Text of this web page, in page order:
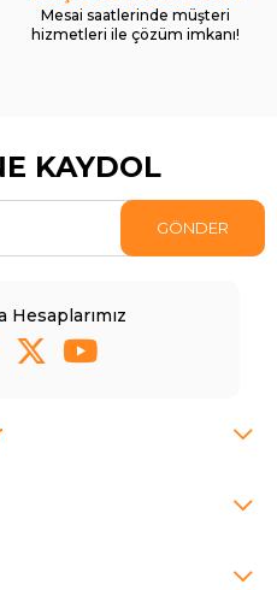
Mesai saatlerinde müşteri
hizmetleri ile çözüm imkanı!
KAYDOL
GÖNDER
Hesaplarımız